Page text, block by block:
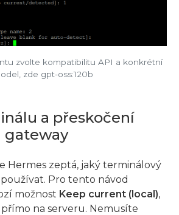
zvolte kompatibilitu API a konkrétní
zde gpt-oss:120b
a přeskočení
gateway
Hermes zeptá, jaký terminálový
Pro tento návod
možnost Keep current (local),
na serveru. Nemusíte